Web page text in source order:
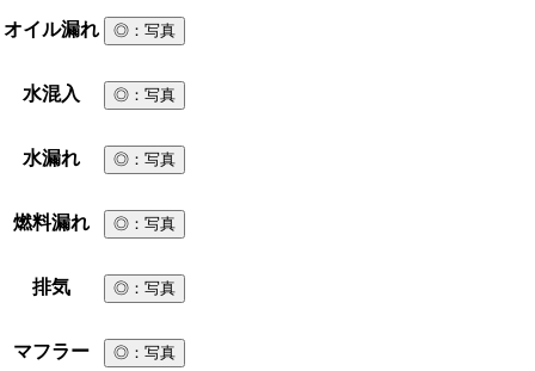
オイル漏れ ◎ ：写真
水混入 ◎ ：写真
水漏れ ◎ ：写真
燃料漏れ ◎ ：写真
排気 ◎ ：写真
マフラー ◎ ：写真